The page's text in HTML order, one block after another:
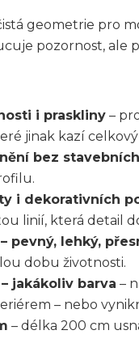
geometrie pro
pozornost, ale
i praskliny –
jinak kazí
bez
i dekorativních
linií, která detail
pevný, lehký,
dobu životnosti.
jakákoliv barva –
– nebo
– délka 200 cm